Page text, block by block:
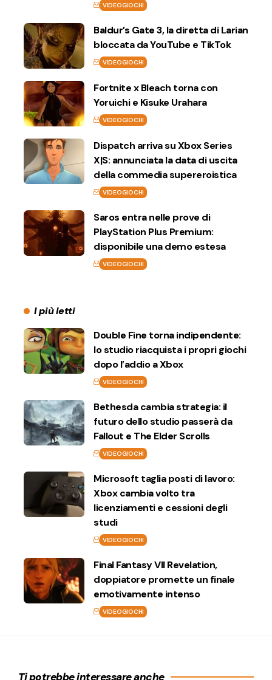
VIDEOGIOCHI
Baldur’s Gate 3, la diretta di Larian
bloccata da YouTube e TikTok
VIDEOGIOCHI
Fortnite x Bleach torna con
Yoruichi e Kisuke Urahara
VIDEOGIOCHI
Dispatch arriva su Xbox Series
X|S: annunciata la data di uscita
della commedia supereroistica
VIDEOGIOCHI
Saros entra nelle prove di
PlayStation Plus Premium:
disponibile una demo estesa
VIDEOGIOCHI
I più letti
Double Fine torna indipendente:
lo studio riacquista i propri giochi
dopo l’addio a Xbox
VIDEOGIOCHI
Bethesda cambia strategia: il
futuro dello studio passerà da
Fallout e The Elder Scrolls
VIDEOGIOCHI
Microsoft taglia posti di lavoro:
Xbox cambia volto tra
licenziamenti e cessioni degli
studi
VIDEOGIOCHI
Final Fantasy VII Revelation,
doppiatore promette un finale
emotivamente intenso
VIDEOGIOCHI
Ti potrebbe interessare anche